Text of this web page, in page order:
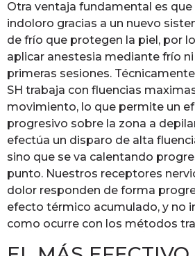
Otra ventaja fundamental es
indoloro gracias a un nuevo
de frío que protegen la piel, por
aplicar anestesia mediante frío ni
primeras sesiones.
SH trabaja con fluencias
movimiento, lo que permite un
progresivo sobre la zona a
efectúa un disparo de alta
sino que se va calentando
punto. Nuestros receptores
dolor responden de forma
efecto térmico acumulado, y no
como ocurre con los métodos